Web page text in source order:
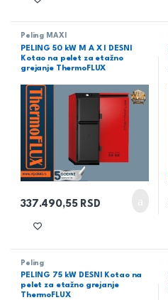
Peling MAXI
PELING 50 kW M A X I DESNI
Kotao na pelet za etažno
grejanje ThermoFLUX
337.490,55 RSD
Peling
PELING 75 kW DESNI Kotao na
pelet za etažno grejanje
ThermoFLUX